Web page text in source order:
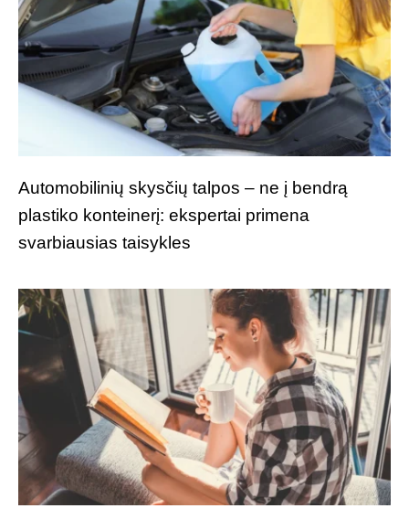
Automobilinių skysčių talpos – ne į bendrą
plastiko konteinerį: ekspertai primena
svarbiausias taisykles